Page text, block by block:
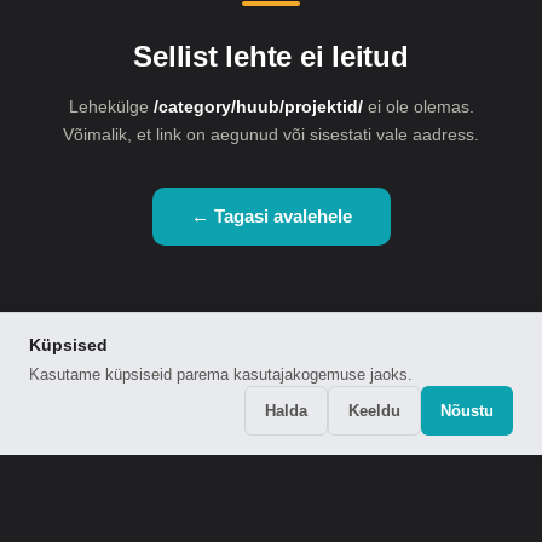
Sellist lehte ei leitud
Lehekülge /category/huub/projektid/ei ole olemas.
Võimalik, et link on aegunud või sisestati vale aadress.
← Tagasi avalehele
Küpsised
Kasutame küpsiseid parema kasutajakogemuse jaoks.
Halda
Keeldu Nõustu